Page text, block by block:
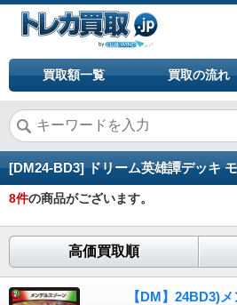
買取額一覧 買取の流れ
[DM24-BD3] ドリーム英雄譚デッキ
8件の商品がございます。
高価買取順
【DM】24BD3)